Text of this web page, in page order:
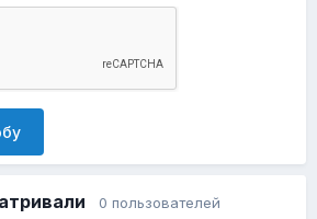
0 пользователей